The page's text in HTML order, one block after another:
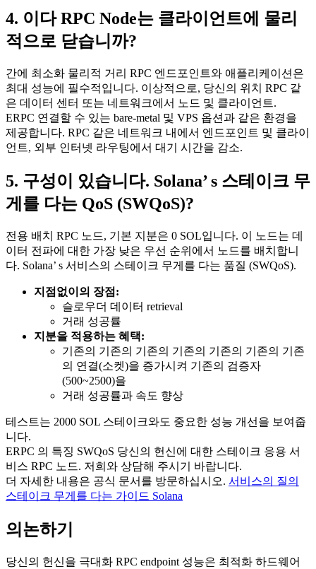
4. 이다 RPC Node는 클라이언트에 물리
적으로 닫습니까?
간에 최소화 물리적 거리 RPC 엔드포인트와 애플리케이션은
최대 성능에 필수적입니다. 이상적으로, 당신의 위치 RPC 같
은 데이터 센터 또는 네트워크에서 노드 및 클라이언트.
ERPC 연결할 수 있는 bare-metal 및 VPS 옵션과 같은 환경을
제공합니다. RPC 같은 네트워크 내에서 엔드포인트 및 클라이
언트, 외부 인터넷 라우팅에서 대기 시간을 감소.
5. 구성이 있습니다. Solana’ s 스테이크 무
게를 다는 QoS (SWQoS)?
전용 배치 RPC 노드, 기본 지분은 0 SOL입니다. 이 노드는 데
이터 전파에 대한 가장 낮은 우선 순위에서 노드를 배치합니
다. Solana’ s 서비스의 스테이크 무게를 다는 품질 (SWQoS).
지점없이의 장점:
슬로우더 데이터 retrieval
거래 성공률
지분을 적용하는 혜택:
기존의 기존의 기존의 기존의 기존의 기존의 기존
의 연결(소켓)을 증가시켜 기존의 검증자
(500~2500)을
거래 성공률과 속도 향상
테스트는 2000 SOL 스테이크와도 중요한 성능 개선을 보여줍
니다.
ERPC 의 특징 SWQoS 당신의 헌신에 대한 스테이크 응용 서
비스 RPC 노드. 저희와 상담해 주시기 바랍니다.
더 자세한 내용은 공식 문서를 방문하십시오. 서비스의 질의
스테이크 무게를 다는 가이드 Solana
의논하기
당신의 헌신을 극대화 RPC endpoint 성능은 최적화 하드웨어